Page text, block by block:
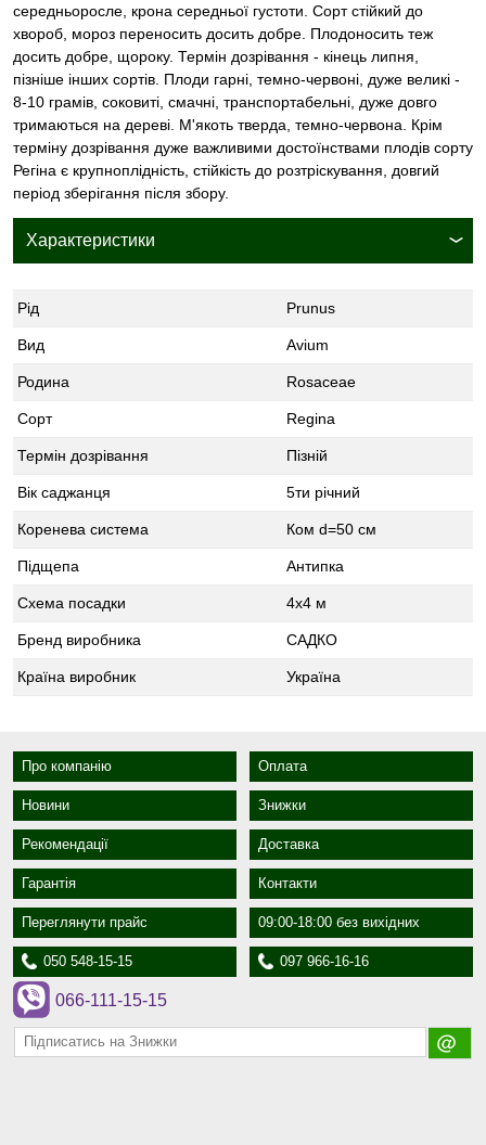
середньоросле, крона середньої густоти. Сорт стійкий до
хвороб, мороз переносить досить добре. Плодоносить теж
досить добре, щороку. Термін дозрівання - кінець липня,
пізніше інших сортів. Плоди гарні, темно-червоні, дуже великі -
8-10 грамів, соковиті, смачні, транспортабельні, дуже довго
тримаються на дереві. М'якоть тверда, темно-червона. Крім
терміну дозрівання дуже важливими достоїнствами плодів сорту
Регіна є крупноплідність, стійкість до розтріскування, довгий
період зберігання після збору.
Характеристики
Рід Prunus
Вид Avium
Родина Rosaceae
Сорт Regina
Термін дозрівання Пізній
Вік саджанця 5ти річний
Коренева система Ком d=50 см
Підщепа Антипка
Схема посадки 4x4 м
Бренд виробника САДКО
Країна виробник Україна
Про компанію Оплата
Новини Знижки
Рекомендації Доставка
Гарантія Контакти
Переглянути прайс 09:00-18:00 без вихідних
050 548-15-15 097 966-16-16
066-111-15-15